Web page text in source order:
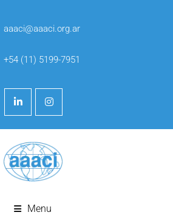
aaaci@aaaci.org.ar
+54 (11) 5199-7951
Menu